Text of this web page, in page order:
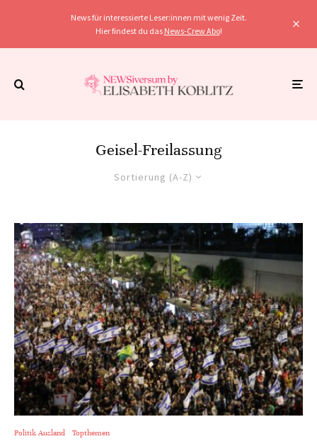
News für interessierte Leser:innen mit wenig Zeit.
Hier findest du das News-Crew Abo!
Geisel-Freilassung
Sortierung (A-Z)
Politik Ausland Topthemen